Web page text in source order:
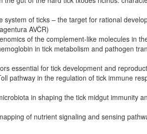
system of ticks – the target for rational
AVČR)
of the complement-like molecules in
in tick metabolism and pathogen
essential for tick development and
pathway in the regulation of tick immune
in shaping the tick midgut immunity
of nutrient signaling and sensing